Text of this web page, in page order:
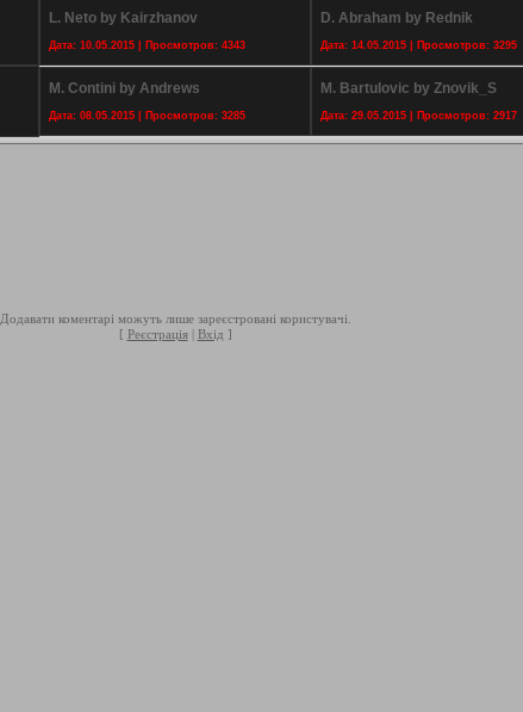
L. Neto by Kairzhanov
Дата: 10.05.2015 | Просмотров: 4343
D. Abraham by Rednik
Дата: 14.05.2015 | Просмотров: 3295
M. Contini by Andrews
Дата: 08.05.2015 | Просмотров: 3285
M. Bartulovic by Znovik_S
Дата: 29.05.2015 | Просмотров: 2917
Додавати коментарі можуть лише зареєстровані користувачі.
[ Реєстрація| Вхід ]